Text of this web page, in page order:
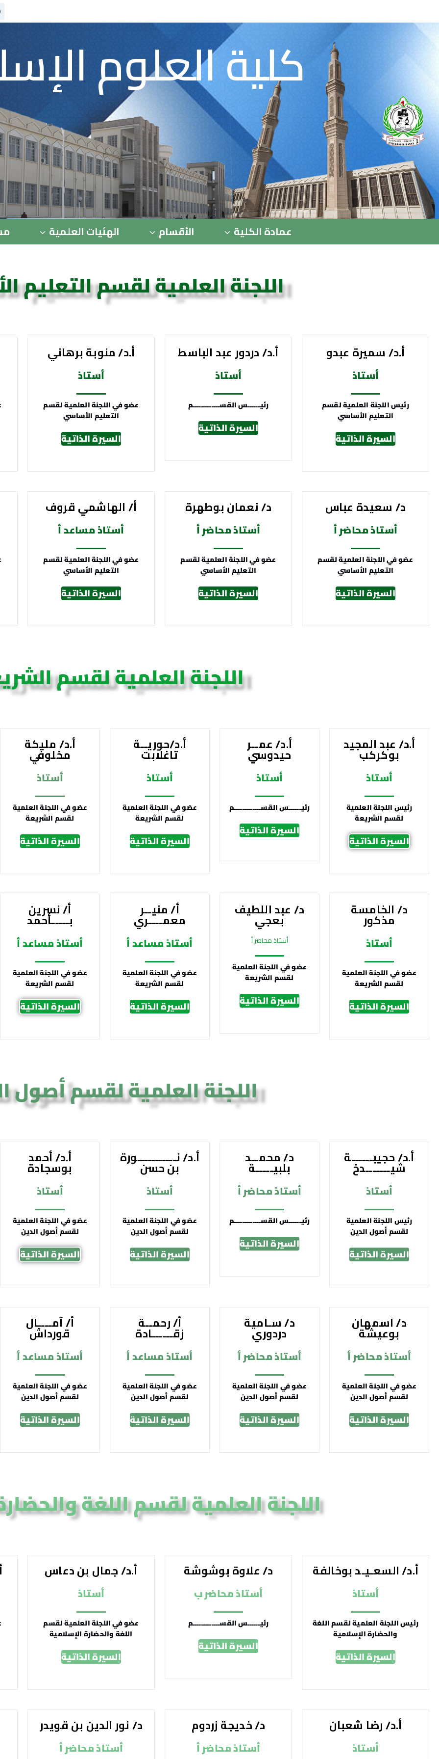
كلية العلوم
عمادة الكلية الأقسام الهئيات العلمية
اللجنة العلمية لقسم التعليم
أ.د/ سميرة عبدو
أستاذ
رئيس اللجنة العلمية لقسم
التعليم الأساسي
السيرة الذاتية
أ.د/ دردور عبد الباسط
أستاذ
رئيــــــس القســـــــــــــم
السيرة الذاتية
أ.د/ منوبة برهاني
أستاذ
عضو في اللجنة العلمية لقسم
التعليم الأساسي
السيرة الذاتية
د/ سعيدة عباس
أستاذ محاضر أ
عضو في اللجنة العلمية لقسم
التعليم الأساسي
السيرة الذاتية
د/ نعمان بوطهرة
أستاذ محاضر أ
عضو في اللجنة العلمية لقسم
التعليم الأساسي
السيرة الذاتية
أ/ الهاشمي قروف
أستاذ مساعد أ
عضو في اللجنة العلمية لقسم
التعليم الأساسي
السيرة الذاتية
اللجنة العلمية لقسم
أ.د/ عبد المجيد
بوكركب
أستاذ
رئيس اللجنة العلمية
لقسم الشريعة
السيرة الذاتية
أ.د/ عمــر
حيدوسي
أستاذ
رئيــــــس القســـــــــــــم
السيرة الذاتية
أ.د/حوريــة
تاغلابت
أستاذ
عضو في اللجنة العلمية
لقسم الشريعة
السيرة الذاتية
أ.د/ مليكة
مخلوفي
أستاذ
عضو في اللجنة العلمية
لقسم الشريعة
السيرة الذاتية
د/ الخامسة
مذكور
أستاذ
عضو في اللجنة العلمية
لقسم الشريعة
السيرة الذاتية
د/ عبد اللطيف
بعجي
أستاذ محاضر أ
عضو في اللجنة العلمية
لقسم الشريعة
السيرة الذاتية
أ/ منيــر
معمــــري
أستاذ مساعد أ
عضو في اللجنة العلمية
لقسم الشريعة
السيرة الذاتية
أ/ نسرين
بـــــأحمد
أستاذ مساعد أ
عضو في اللجنة العلمية
لقسم الشريعة
السيرة الذاتية
اللجنة العلمية لقسم أصول
أ.د/ حجيبــــــة
شيـــــــدخ
أستاذ
رئيس اللجنة العلمية
لقسم أصول الدين
السيرة الذاتية
د/ محمــد
بلبيـــــة
أستاذ محاضر أ
رئيــــــس القســـــــــــــم
السيرة الذاتية
أ.د/ نـــــــــــورة
بن حسن
أستاذ
عضو في اللجنة العلمية
لقسم أصول الدين
السيرة الذاتية
أ.د/ أحمد
بوسجادة
أستاذ
عضو في اللجنة العلمية
لقسم أصول الدين
السيرة الذاتية
د/ اسمهان
بوعيشة
أستاذ محاضر أ
عضو في اللجنة العلمية
لقسم أصول الدين
السيرة الذاتية
د/ سـامية
دردوري
أستاذ محاضر أ
عضو في اللجنة العلمية
لقسم أصول الدين
السيرة الذاتية
أ/ رحمــة
زقــــــادة
أستاذ مساعد أ
عضو في اللجنة العلمية
لقسم أصول الدين
السيرة الذاتية
أ/ آمــــال
قورداش
أستاذ مساعد أ
عضو في اللجنة العلمية
لقسم أصول الدين
السيرة الذاتية
اللجنة العلمية لقسم اللغة
أ.د/ السعـيـد بوخالفة
أستاذ
رئيس اللجنة العلمية لقسم اللغة
والحضارة الإسلامية
السيرة الذاتية
د/ علاوة بوشوشة
أستاذ محاضر ب
رئيــــــس القســـــــــــــم
السيرة الذاتية
أ.د/ جمال بن دعاس
أستاذ
عضو في اللجنة العلمية لقسم
اللغة والحضارة الإسلامية
السيرة الذاتية
أ.د/ رضا شعبان
أستاذ
د/ خديجة زردوم
أستاذ محاضر أ
د/ نور الدين بن قويدر
أستاذ محاضر أ